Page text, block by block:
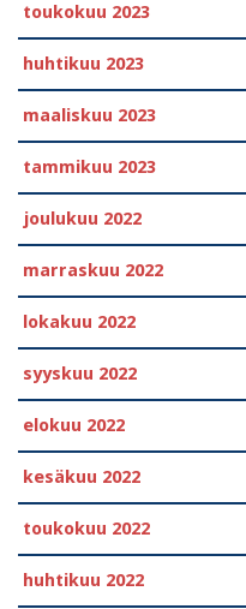
toukokuu 2023
huhtikuu 2023
maaliskuu 2023
tammikuu 2023
joulukuu 2022
marraskuu 2022
lokakuu 2022
syyskuu 2022
elokuu 2022
kesäkuu 2022
toukokuu 2022
huhtikuu 2022